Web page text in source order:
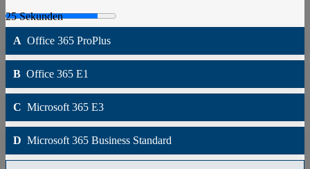
A Office 365 ProPlus
B Office 365 E1
C Microsoft 365 E3
D Microsoft 365 Business Standard